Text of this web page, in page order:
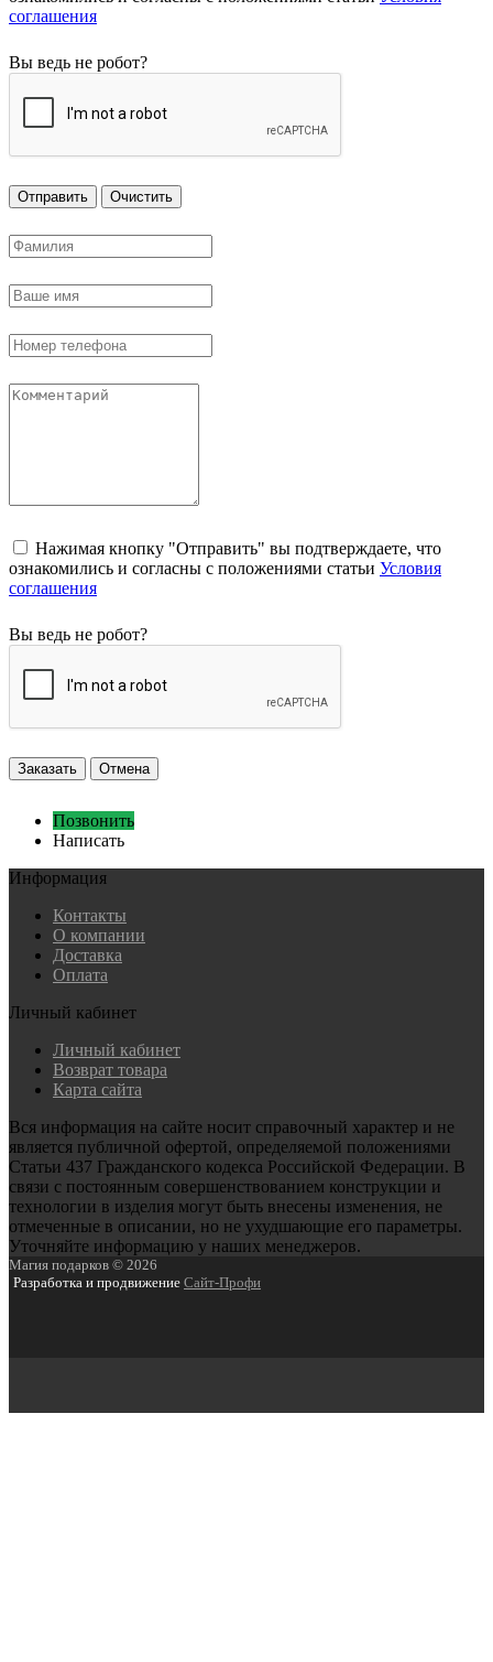
соглашения
Вы ведь не робот?
Отправить Очистить
Нажимая кнопку "Отправить" вы подтверждаете, что
ознакомились и согласны с положениями статьи Условия
соглашения
Вы ведь не робот?
Заказать Отмена
Позвонить
Написать
Информация
Контакты
О компании
Доставка
Оплата
Личный кабинет
Личный кабинет
Возврат товара
Карта сайта
Вся информация на сайте носит справочный характер и не
является публичной офертой, определяемой положениями
Статьи 437 Гражданского кодекса Российской Федерации. В
связи с постоянным совершенствованием конструкции и
технологии в изделия могут быть внесены изменения, не
отмеченные в описании, но не ухудшающие его параметры.
Уточняйте информацию у наших менеджеров.
Магия подарков © 2026
Разработка и продвижение Сайт-Профи